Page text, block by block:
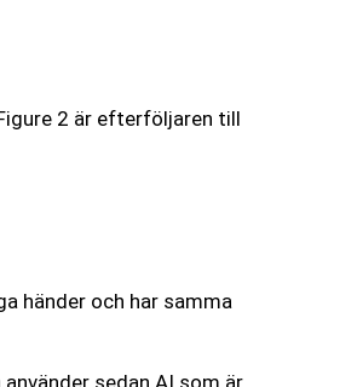
2 är efterföljaren till
händer och har samma
sedan AI som är